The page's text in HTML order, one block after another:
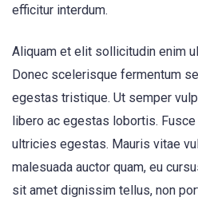
efficitur interdum.
Aliquam et elit sollicitudin enim
Donec scelerisque fermentum
egestas tristique. Ut semper
libero ac egestas lobortis.
ultricies egestas. Mauris vitae
malesuada auctor quam, eu
sit amet dignissim tellus, non